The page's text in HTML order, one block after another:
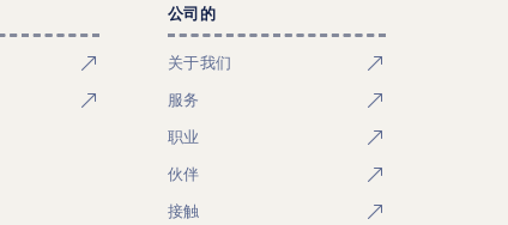
公司的
关于我们
服务
职业
伙伴
接触